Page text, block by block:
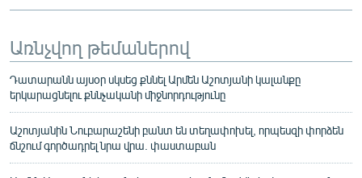
Առնչվող թեմաներով
Դատարանն այսօր սկսեց քննել Արմեն Աշոտյանի կալանքը
երկարացնելու քննչականի միջնորդությունը
Աշոտյանին Նուբարաշենի բանտ են տեղափոխել, որպեսզի փորձեն
ճնշում գործադրել նրա վրա. փաստաբան